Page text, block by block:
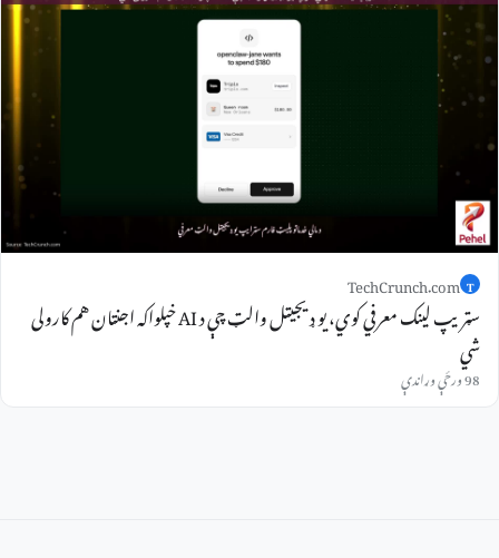
T
TechCrunch.com
سټریپ لینک معرفي کوي، یو ډیجیټل والټ چې د AI خپلواکه اجنټان هم کارولی
شي
98 ورځې وړاندې